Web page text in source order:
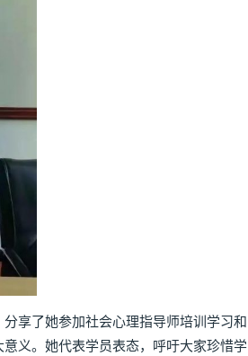
享了她参加社会心理指导师培训学习和
义。她代表学员表态，呼吁大家珍惜学